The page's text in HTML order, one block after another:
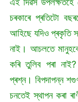
চৰকাৰে প্ৰতিটো
আহিছে যদিও প্ৰকৃতি
নাই। আচলতে
কৰি তুলিব পৰা
প্ৰশ্ন। বিপদাপন্ন
চনতেই স্থাপন কৰা